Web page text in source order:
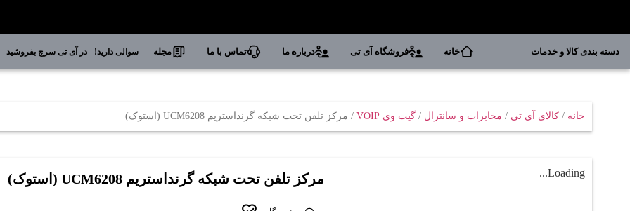
دسته بندی کالا و خدمات خانه فروشگاه آی تی درباره ما تماس با ما مجله سوالی دارید! در آی تی سرچ بفروشید
خانه / کالای آی تی / مخابرات و سانترال / گیت وی VOIP / مرکز تلفن تحت شبکه گرنداستریم UCM6208 (استوک)
Loading... مرکز تلفن تحت شبکه گرنداستریم UCM6208 (استوک)